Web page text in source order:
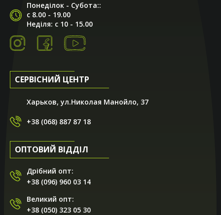
Понеділок - Субота::
с 8.00 - 19.00
Неділя: с 10 - 15.00
СЕРВІСНИЙ ЦЕНТР
Харьков, ул.Николая Манойло, 37
+38 (068) 887 87 18
ОПТОВИЙ ВІДДІЛ
Дрібний опт:
+38 (096) 960 03 14
Великий опт:
+38 (050) 323 05 30